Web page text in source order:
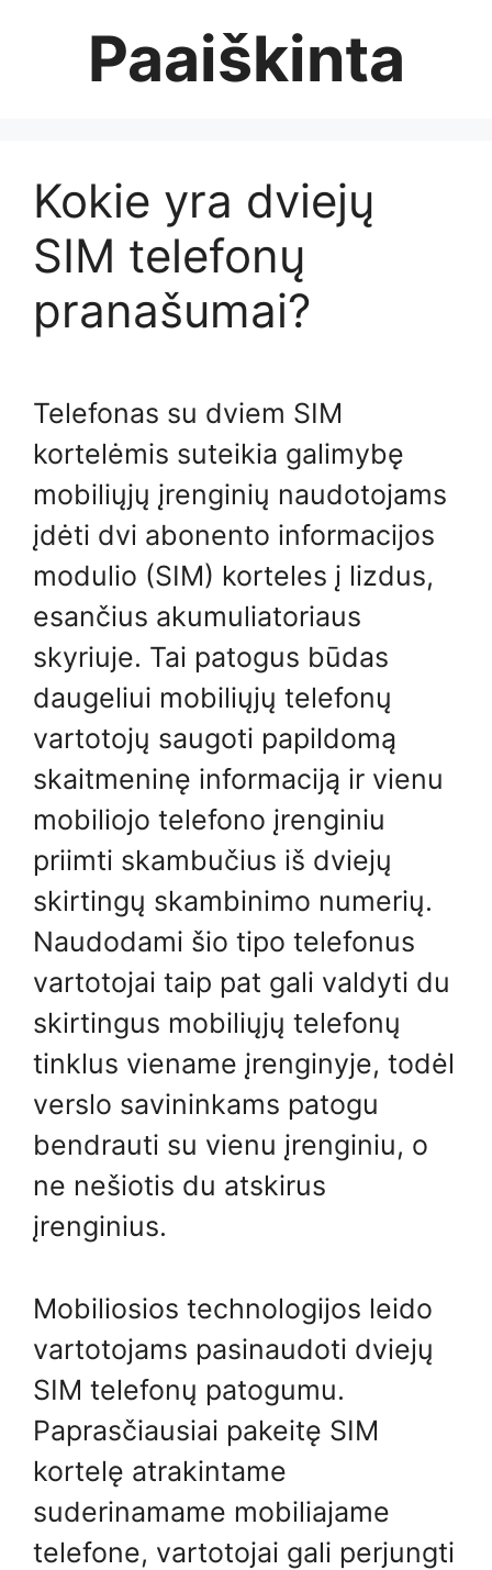
Paaiškinta
Kokie yra dviejų
SIM telefonų
pranašumai?
Telefonas su dviem SIM
kortelėmis suteikia galimybę
mobiliųjų įrenginių naudotojams
įdėti dvi abonento informacijos
modulio (SIM) korteles į lizdus, ​​
esančius akumuliatoriaus
skyriuje. Tai patogus būdas
daugeliui mobiliųjų telefonų
vartotojų saugoti papildomą
skaitmeninę informaciją ir vienu
mobiliojo telefono įrenginiu
priimti skambučius iš dviejų
skirtingų skambinimo numerių.
Naudodami šio tipo telefonus
vartotojai taip pat gali valdyti du
skirtingus mobiliųjų telefonų
tinklus viename įrenginyje, todėl
verslo savininkams patogu
bendrauti su vienu įrenginiu, o
ne nešiotis du atskirus
įrenginius.
Mobiliosios technologijos leido
vartotojams pasinaudoti dviejų
SIM telefonų patogumu.
Paprasčiausiai pakeitę SIM
kortelę atrakintame
suderinamame mobiliajame
telefone, vartotojai gali perjungti